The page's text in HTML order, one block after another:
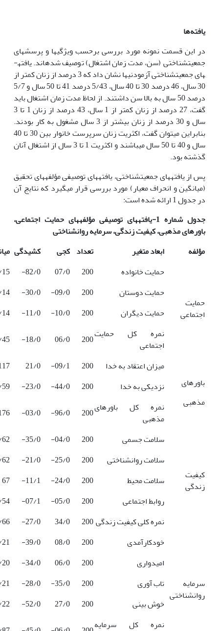
یافته‌ها
در این قسمت نمونه مورد بررسی برحسب ویژگی­ها و پرسش­های
جمعیت­شناختی (سن، مدت زمان اشتغال) توصیف شده­اند. یافته­
های جمعیت­شناختی آزمودنی­ها نشان داد که 3 درصد از زنان کمتر از
30 سال، 46 درصد 30 تا 40 سال، 5/43 درصد 41 تا 50 سال و 5/7
درصد 50 سال به بالا سن داشتند. از لحاظ مدت زمان اشتغال باید
گفت، 27 درصد از زنان کمتر از 1 سال، 43 درصد از زنان 1 تا 3
سال و 30 درصد از زنان بیشتر از 3 سال مشغول به کار بودند.
بنابراین می­توان گفت، اکثریت زنان سرپرست خانوار بین 30 تا 40
سال و 40 تا 50 سال می­باشند و اکثریت 1 تا 3 سال از اشتغال آنان
گذشته بود.
پس از یافته­های جمعیت­شناختی، یافته­های توصیفی مؤلفه­های تحقیق
(میانگین و انحراف معیار) مورد بررسی قرار می­گیرد که نتایج آن
در جدول 1 ارائه شده است:
جدول شماره 1-یافته­های توصیفی مؤلفه­های حمایت اجتماعی،
باورهای مذهبی، کیفیت زندگی، سرمایه روانشناختی
مؤلفه
ابعاد متغیر تعداد کجی کشیدگی
حمایت
اجتماعی
حمایت خانواده 200
07/0
82/0-
حمایت دوستان
200
09/0-
30/0-
حمایت دیگران
200
10/0-
11/0-
نمره کل حمایت
اجتماعی
200
06/0
18/0-
باورهای
مذهبی
میزان اعتقاد به خدا 200
09/1-
21/0
نزدیکی به خدا
200
44/0-
23/0-
نمره کل باورهای
مذهبی
200
96/0-
03/0-
کیفیت
زندگی
سلامت جسمی 200
04/0-
35/0-
سلامت روانشناختی
200
25/0-
21/0-
سلامت محیط
200
24/0-
11/1-
67
روابط اجتماعی
200
05/0-
07/1-
نمره کلی کیفیت زندگی200
34/0
27/0-
سرمایه
روانشناختی
خودکارآمدی 200
08/0
39/0-
امیدواری
200
06/0
34/0-
تاب آوری
200
35/0-
28/0-
خوش بینی
200
27/0
52/0-
نمره کل سرمایه